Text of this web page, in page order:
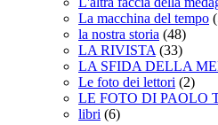
La macchina del tempo
la nostra storia (48)
LA RIVISTA (33)
LA SFIDA DELLA
Le foto dei lettori (2)
LE FOTO DI PAOLO
libri (6)